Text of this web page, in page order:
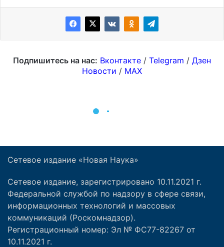
Сетевое издание «Новая Наука»
Сетевое издание, зарегистрировано 10.11.2021 г.
Федеральной службой по надзору в сфере связи,
информационных технологий и массовых
коммуникаций (Роскомнадзор).
Регистрационный номер: Эл № ФС77-82267 от
10.11.2021 г.